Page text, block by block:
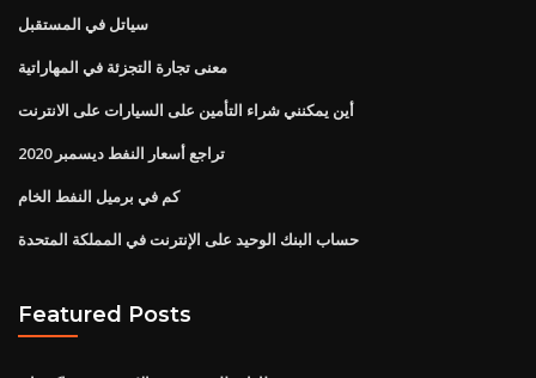
سياتل في المستقبل
معنى تجارة التجزئة في المهاراتية
أين يمكنني شراء التأمين على السيارات على الانترنت
تراجع أسعار النفط ديسمبر 2020
كم في برميل النفط الخام
حساب البنك الوحيد على الإنترنت في المملكة المتحدة
Featured Posts